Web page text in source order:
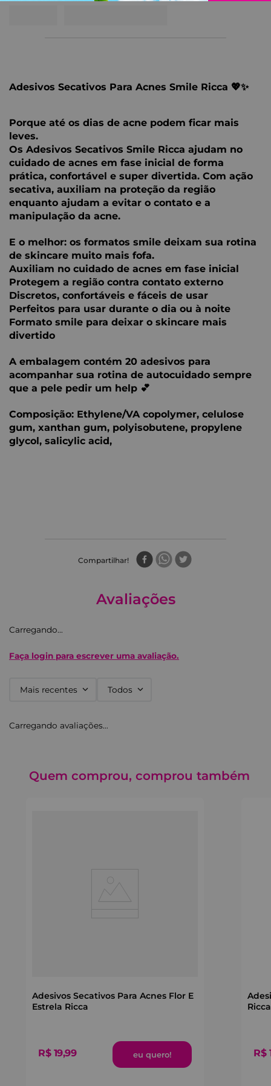
Adesivos Secativos Para Acnes Smile Ricca 💖✨
Porque até os dias de acne podem ficar mais
leves.
Os Adesivos Secativos Smile Ricca ajudam no
cuidado de acnes em fase inicial de forma
prática, confortável e super divertida. Com ação
secativa, auxiliam na proteção da região
enquanto ajudam a evitar o contato e a
manipulação da acne.
E o melhor: os formatos smile deixam sua rotina
de skincare muito mais fofa.
Auxiliam no cuidado de acnes em fase inicial
Protegem a região contra contato externo
Discretos, confortáveis e fáceis de usar
Perfeitos para usar durante o dia ou à noite
Formato smile para deixar o skincare mais
divertido
A embalagem contém 20 adesivos para
acompanhar sua rotina de autocuidado sempre
que a pele pedir um help 💕
Composição: Ethylene/VA copolymer, celulose
gum, xanthan gum, polyisobutene, propylene
glycol, salicylic acid,
Compartilhar
Avaliações
Carregando…
Faça login para escrever uma avaliação.
Mais recentes Todos
Carregando avaliações…
Quem comprou, comprou também
Adesivos Secativos Para Acnes Flor E
Estrela Ricca
R$ 19,99
Ricca
R$